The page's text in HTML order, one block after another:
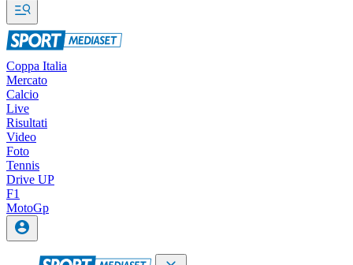
Coppa Italia
Mercato
Calcio
Live
Risultati
Video
Foto
Tennis
Drive UP
F1
MotoGp